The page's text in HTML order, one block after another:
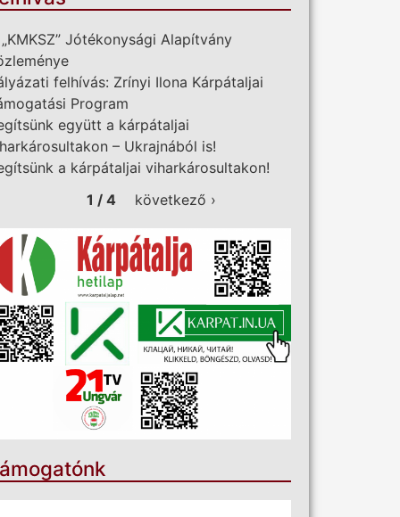
Jótékonysági Alapítvány
felhívás: Zrínyi Ilona Kárpátaljai
Program
együtt a kárpátaljai
– Ukrajnából is!
a kárpátaljai viharkárosultakon!
1 / 4
következő ›